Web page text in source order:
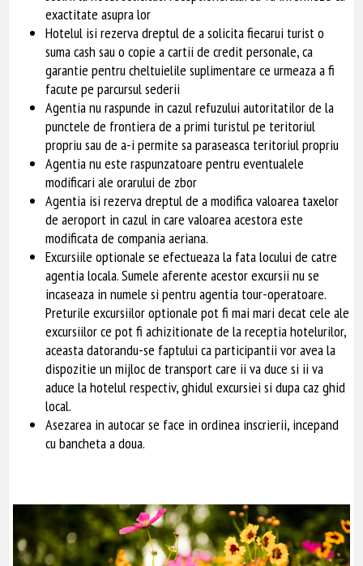
exactitate asupra lor
Hotelul isi rezerva dreptul de a solicita fiecarui turist o
suma cash sau o copie a cartii de credit personale, ca
garantie pentru cheltuielile suplimentare ce urmeaza a fi
facute pe parcursul sederii
Agentia nu raspunde in cazul refuzului autoritatilor de la
punctele de frontiera de a primi turistul pe teritoriul
propriu sau de a-i permite sa paraseasca teritoriul propriu
Agentia nu este raspunzatoare pentru eventualele
modificari ale orarului de zbor
Agentia isi rezerva dreptul de a modifica valoarea taxelor
de aeroport in cazul in care valoarea acestora este
modificata de compania aeriana.
Excursiile optionale se efectueaza la fata locului de catre
agentia locala. Sumele aferente acestor excursii nu se
incaseaza in numele si pentru agentia tour-operatoare.
Preturile excursiilor optionale pot fi mai mari decat cele ale
excursiilor ce pot fi achizitionate de la receptia hotelurilor,
aceasta datorandu-se faptului ca participantii vor avea la
dispozitie un mijloc de transport care ii va duce si ii va
aduce la hotelul respectiv, ghidul excursiei si dupa caz ghid
local.
Asezarea in autocar se face in ordinea inscrierii, incepand
cu bancheta a doua.